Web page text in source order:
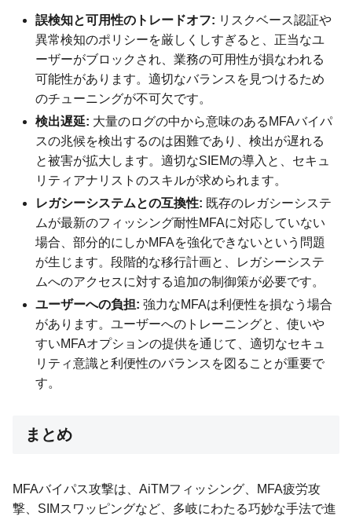
誤検知と可用性のトレードオフ: リスクベース認証や
異常検知のポリシーを厳しくしすぎると、正当なユ
ーザーがブロックされ、業務の可用性が損なわれる
可能性があります。適切なバランスを見つけるため
のチューニングが不可欠です。
検出遅延: 大量のログの中から意味のあるMFAバイパ
スの兆候を検出するのは困難であり、検出が遅れる
と被害が拡大します。適切なSIEMの導入と、セキュ
リティアナリストのスキルが求められます。
レガシーシステムとの互換性: 既存のレガシーシステ
ムが最新のフィッシング耐性MFAに対応していない
場合、部分的にしかMFAを強化できないという問題
が生じます。段階的な移行計画と、レガシーシステ
ムへのアクセスに対する追加の制御策が必要です。
ユーザーへの負担: 強力なMFAは利便性を損なう場合
があります。ユーザーへのトレーニングと、使いや
すいMFAオプションの提供を通じて、適切なセキュ
リティ意識と利便性のバランスを図ることが重要で
す。
まとめ
MFAバイパス攻撃は、AiTMフィッシング、MFA疲労攻
撃、SIMスワッピングなど、多岐にわたる巧妙な手法で進